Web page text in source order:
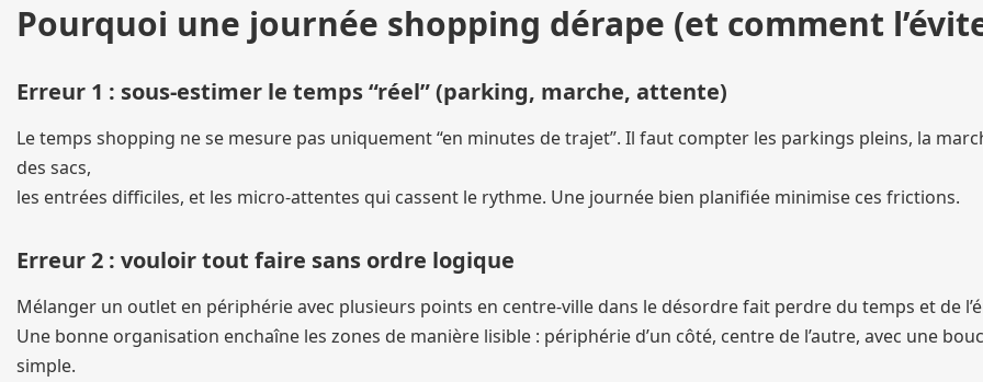
Pourquoi une journée shopping dérape (et comment
Erreur 1 : sous-estimer le temps “réel” (parking, marche, attente)
Le temps shopping ne se mesure pas uniquement “en minutes de trajet”. Il faut compter les parkings pleins, la
des sacs,
les entrées difficiles, et les micro-attentes qui cassent le rythme. Une journée bien planifiée minimise ces frictions.
Erreur 2 : vouloir tout faire sans ordre logique
Mélanger un outlet en périphérie avec plusieurs points en centre-ville dans le désordre fait perdre du temps et de
Une bonne organisation enchaîne les zones de manière lisible : périphérie d’un côté, centre de l’autre, avec une
simple.